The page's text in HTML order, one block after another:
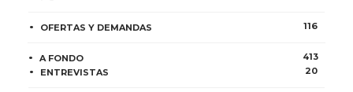
OFERTAS Y DEMANDAS 116
A FONDO
413
ENTREVISTAS
20